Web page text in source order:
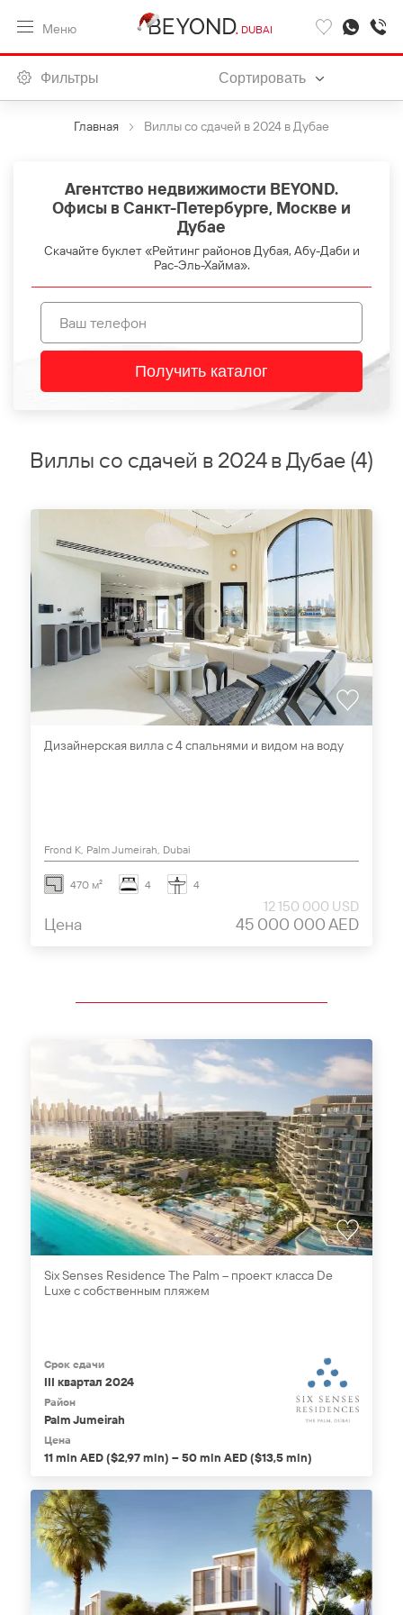
Меню DUBAI
Фильтры Сортировать
Главная Виллы со сдачей в 2024 в Дубае
Агентство недвижимости BEYOND.
Офисы в Санкт-Петербурге, Москве и
Дубае
Скачайте буклет «Рейтинг районов Дубая, Абу-Даби и
Рас-Эль-Хайма».
Получить каталог
Виллы со сдачей в 2024 в Дубае (4)
Дизайнерская вилла с 4 спальнями и видом на воду
Frond K, Palm Jumeirah, Dubai
470 м² 4 4
Цена
12 150 000 USD
45 000 000 AED
Six Senses Residence The Palm – проект класса De
Luxe с собственным пляжем
Срок сдачи
III квартал 2024
Район
Palm Jumeirah
Цена
11 mln AED ($2,97 mln) – 50 mln AED ($13,5 mln)